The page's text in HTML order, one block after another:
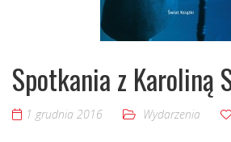
Spotkania z Karoliną
1 grudnia 2016 Wydarzenia